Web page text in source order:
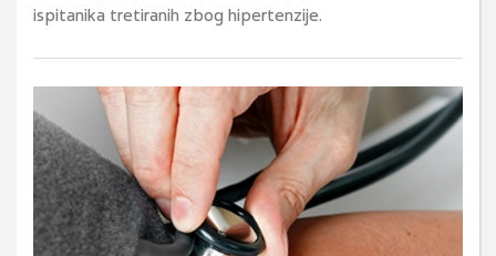
ispitanika tretiranih zbog hipertenzije.